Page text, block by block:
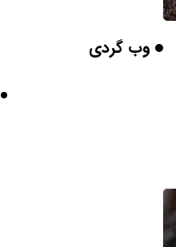
برنج فضایی چین به مرحله
وب گردی